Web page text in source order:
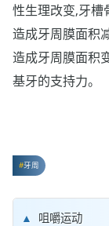
性生理改变,牙槽
造成牙周膜面积
造成牙周膜面积
基牙的支持力。
牙周
咀嚼运动